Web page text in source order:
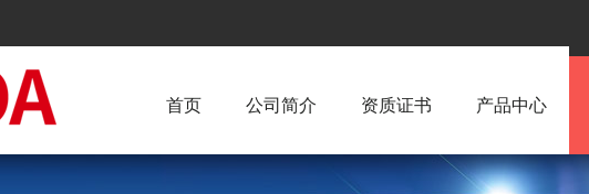
首页 公司简介 资质证书 产品中心